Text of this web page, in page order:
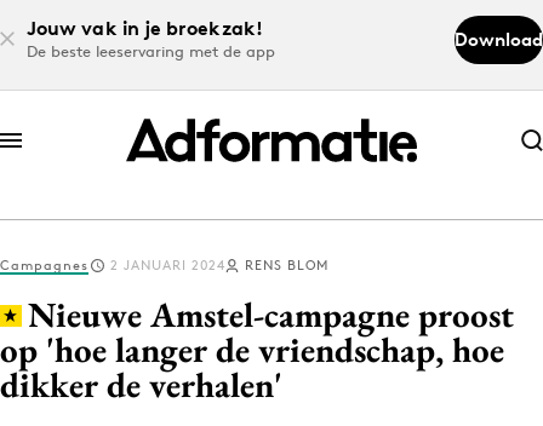
Jouw vak in je broekzak!
De beste leeservaring met de app
Download
Abonneer nu
Abonneer nu
Log in
Download de app
Volg het laatste nieuws via de Adformatie
Campagnes 2 JANUARI 2024 RENS BLOM
Nieuwe Amstel-campagne proost
op 'hoe langer de vriendschap, hoe
dikker de verhalen'